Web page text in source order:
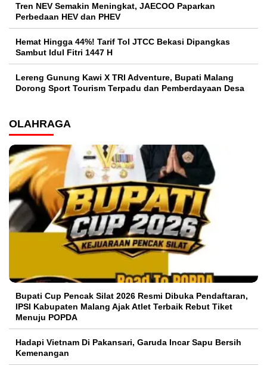
Tren NEV Semakin Meningkat, JAECOO Paparkan
Perbedaan HEV dan PHEV
Hemat Hingga 44%! Tarif Tol JTCC Bekasi Dipangkas
Sambut Idul Fitri 1447 H
Lereng Gunung Kawi X TRI Adventure, Bupati Malang
Dorong Sport Tourism Terpadu dan Pemberdayaan Desa
OLAHRAGA
Bupati Cup Pencak Silat 2026 Resmi Dibuka Pendaftaran,
IPSI Kabupaten Malang Ajak Atlet Terbaik Rebut Tiket
Menuju POPDA
Hadapi Vietnam Di Pakansari, Garuda Incar Sapu Bersih
Kemenangan